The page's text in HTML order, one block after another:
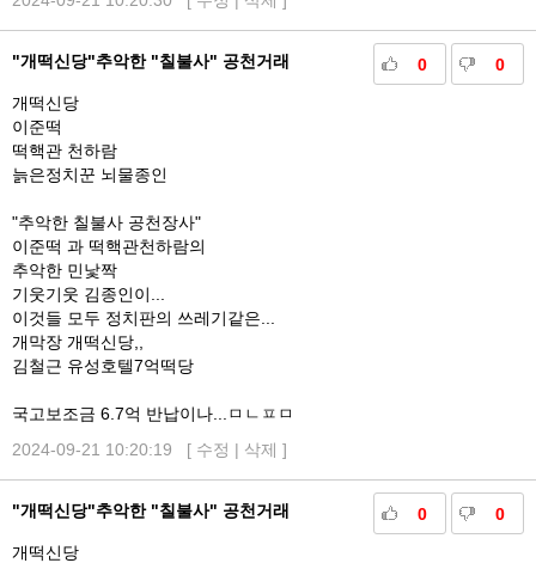
0 0
"개떡신당"추악한 "칠불사" 공천거래
개떡신당
이준떡
떡핵관 천하람
늙은정치꾼 뇌물종인
"추악한 칠불사 공천장사"
이준떡 과 떡핵관천하람의
추악한 민낯짝
기웃기웃 김종인이...
이것들 모두 정치판의 쓰레기같은...
개막장 개떡신당,,
김철근 유성호텔7억떡당
국고보조금 6.7억 반납이나...ㅁㄴㅍㅁ
2024-09-21 10:20:19 [ 수정 | 삭제 ]
0 0
"개떡신당"추악한 "칠불사" 공천거래
개떡신당